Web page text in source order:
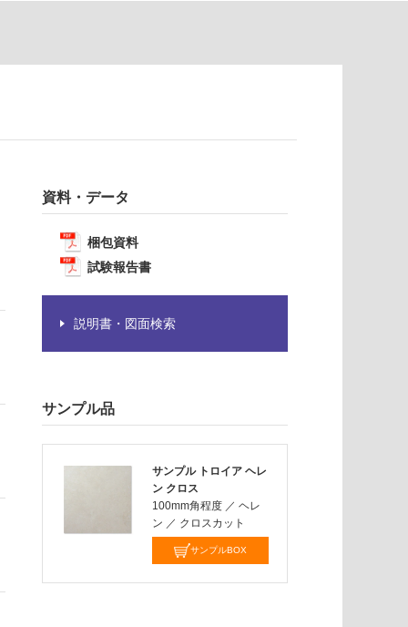
資料・データ
梱包資料
試験報告書
説明書・図面検索
サンプル品
サンプル トロイア ヘレ
ン クロス
100mm角程度 ／ ヘレ
ン ／ クロスカット
サンプルBOX